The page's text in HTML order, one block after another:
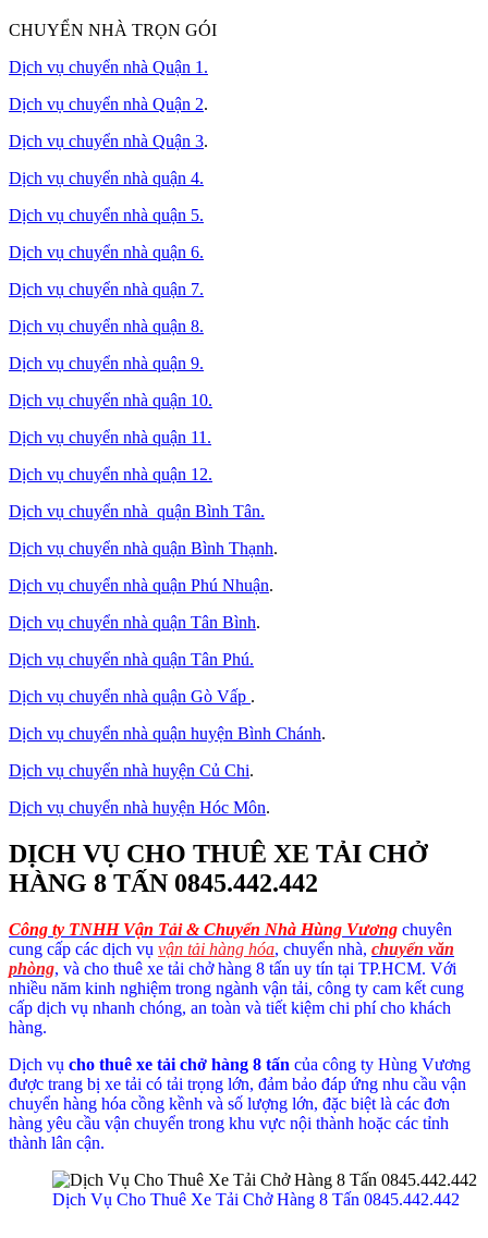
CHUYỂN NHÀ TRỌN GÓI
Dịch vụ chuyển nhà Quận 1.
Dịch vụ chuyển nhà Quận 2.
Dịch vụ chuyển nhà Quận 3.
Dịch vụ chuyển nhà quận 4.
Dịch vụ chuyển nhà quận 5.
Dịch vụ chuyển nhà quận 6.
Dịch vụ chuyển nhà quận 7.
Dịch vụ chuyển nhà quận 8.
Dịch vụ chuyển nhà quận 9.
Dịch vụ chuyển nhà quận 10.
Dịch vụ chuyển nhà quận 11.
Dịch vụ chuyển nhà quận 12.
Dịch vụ chuyển nhà quận Bình Tân.
Dịch vụ chuyển nhà quận Bình Thạnh.
Dịch vụ chuyển nhà quận Phú Nhuận.
Dịch vụ chuyển nhà quận Tân Bình.
Dịch vụ chuyển nhà quận Tân Phú.
Dịch vụ chuyển nhà quận Gò Vấp .
Dịch vụ chuyển nhà quận huyện Bình Chánh.
Dịch vụ chuyển nhà huyện Củ Chi.
Dịch vụ chuyển nhà huyện Hóc Môn.
DỊCH VỤ CHO THUÊ XE TẢI CHỞ
HÀNG 8 TẤN 0845.442.442
Công ty TNHH Vận Tải & Chuyển Nhà Hùng Vương chuyên
cung cấp các dịch vụ vận tải hàng hóa, chuyển nhà, chuyển văn
phòng, và cho thuê xe tải chở hàng 8 tấn uy tín tại TP.HCM. Với
nhiều năm kinh nghiệm trong ngành vận tải, công ty cam kết cung
cấp dịch vụ nhanh chóng, an toàn và tiết kiệm chi phí cho khách
hàng.
Dịch vụ cho thuê xe tải chở hàng 8 tấn của công ty Hùng Vương
được trang bị xe tải có tải trọng lớn, đảm bảo đáp ứng nhu cầu vận
chuyển hàng hóa cồng kềnh và số lượng lớn, đặc biệt là các đơn
hàng yêu cầu vận chuyển trong khu vực nội thành hoặc các tỉnh
thành lân cận.
Dịch Vụ Cho Thuê Xe Tải Chở Hàng 8 Tấn 0845.442.442